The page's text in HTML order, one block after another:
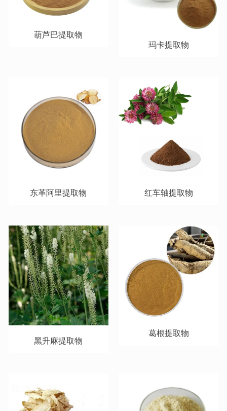
葫芦巴提取物
玛卡提取物
东革阿里提取物 红车轴提取物
黑升麻提取物
葛根提取物